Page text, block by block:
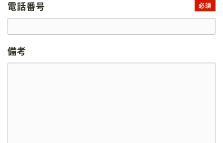
電話番号 必須
備考